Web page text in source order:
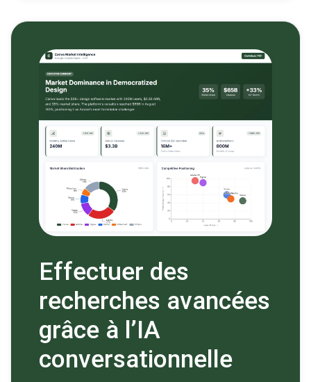
Effectuer des
recherches avancées
grâce à l’IA
conversationnelle